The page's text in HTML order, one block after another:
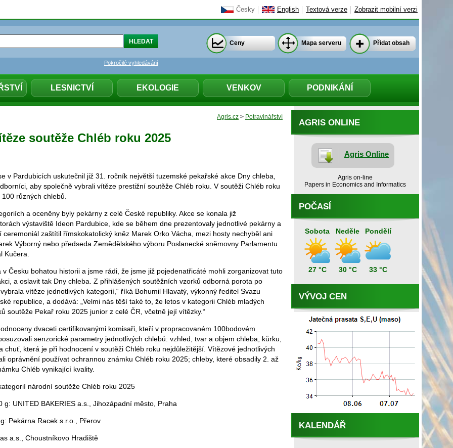
Česky English Textová verze Zobrazit mobilní verzi
LESNICTVÍ EKOLOGIE VENKOV PODNIKÁNÍ
Pokročilé vyhledávání
Ceny Mapa serveru Přidat obsah
Agris.cz > Potravinářství
soutěže Chléb roku 2025
v Pardubicích uskutečnil již 31. ročník největší tuzemské pekařské akce Dny chleba,
aby společně vybrali vítěze prestižní soutěže Chléb roku. V soutěži Chléb roku
různých chlebů.
a oceněny byly pekárny z celé České republiky. Akce se konala již
výstaviště Ideon Pardubice, kde se během dne prezentovaly jednotlivé pekárny a
ceremoniál zaštítil římskokatolický kněz Marek Orko Vácha, mezi hosty nechyběl ani
Výborný nebo předseda Zemědělského výboru Poslanecké sněmovny Parlamentu
Kučera.
v Česku bohatou historii a jsme rádi, že jsme již pojedenatřicáté mohli zorganizovat tuto
a oslavit tak Dny chleba. Z přihlášených soutěžních vzorků odborná porota po
vítěze jednotlivých kategorií,“ říká Bohumil Hlavatý, výkonný ředitel Svazu
republice, a dodává: „Velmi nás těší také to, že letos v kategorii Chléb mladých
soutěže Pekař roku 2025 junior z celé ČR, včetně její vítězky.“
dvaceti certifikovanými komisaři, kteří v propracovaném 100bodovém
senzorické parametry jednotlivých chlebů: vzhled, tvar a objem chleba, kůrku,
chuť, která je při hodnocení v soutěži Chléb roku nejdůležitější. Vítězové jednotlivých
oprávnění používat ochrannou známku Chléb roku 2025; chleby, které obsadily 2. až
Chléb vynikající kvality.
národní soutěže Chléb roku 2025
g: UNITED BAKERIES a.s., Jihozápadní město, Praha
Pekárna Racek s.r.o., Přerov
a.s., Choustníkovo Hradiště
AGRIS ONLINE
Agris Online
Agris on-line
Papers in Economics and Informatics
POČASÍ
Sobota
27 °C
Neděle
30 °C
Pondělí
33 °C
VÝVOJ CEN
KALENDÁŘ